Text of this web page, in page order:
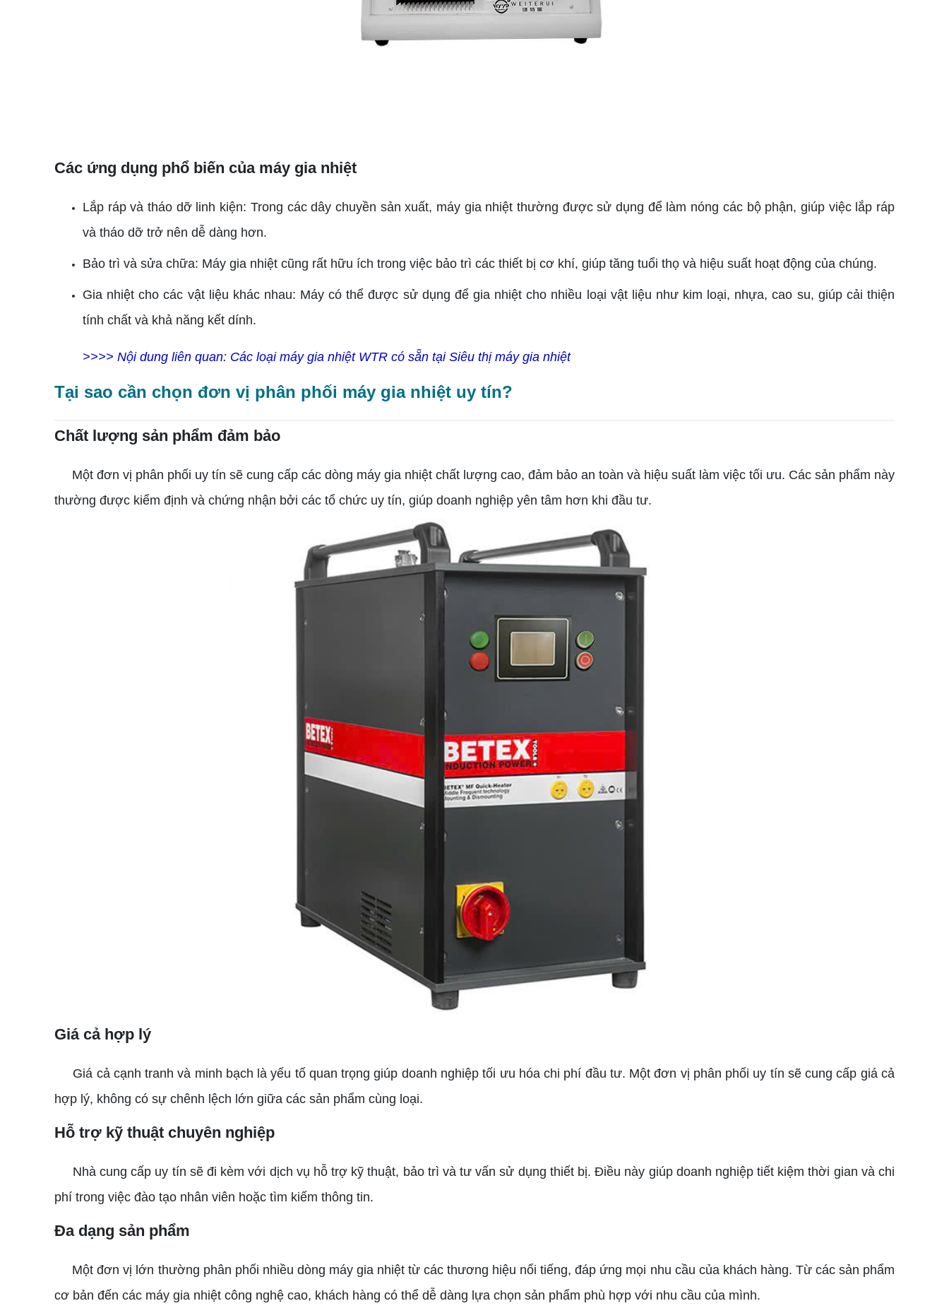
Các ứng dụng phổ biến của máy gia nhiệt
Lắp ráp và tháo dỡ linh kiện: Trong các dây chuyền sản xuất, máy gia nhiệt thường được sử dụng để làm nóng các bộ phận, giúp việc lắp ráp
và tháo dỡ trở nên dễ dàng hơn.
Bảo trì và sửa chữa: Máy gia nhiệt cũng rất hữu ích trong việc bảo trì các thiết bị cơ khí, giúp tăng tuổi thọ và hiệu suất hoạt động của chúng.
Gia nhiệt cho các vật liệu khác nhau: Máy có thể được sử dụng để gia nhiệt cho nhiều loại vật liệu như kim loại, nhựa, cao su, giúp cải thiện
tính chất và khả năng kết dính.
>>>> Nội dung liên quan: Các loại máy gia nhiệt WTR có sẵn tại Siêu thị máy gia nhiệt
Tại sao cần chọn đơn vị phân phối máy gia nhiệt uy tín?
Chất lượng sản phẩm đảm bảo
Một đơn vị phân phối uy tín sẽ cung cấp các dòng máy gia nhiệt chất lượng cao, đảm bảo an toàn và hiệu suất làm việc tối ưu. Các sản phẩm này
thường được kiểm định và chứng nhận bởi các tổ chức uy tín, giúp doanh nghiệp yên tâm hơn khi đầu tư.
Giá cả hợp lý
Giá cả cạnh tranh và minh bạch là yếu tố quan trọng giúp doanh nghiệp tối ưu hóa chi phí đầu tư. Một đơn vị phân phối uy tín sẽ cung cấp giá cả
hợp lý, không có sự chênh lệch lớn giữa các sản phẩm cùng loại.
Hỗ trợ kỹ thuật chuyên nghiệp
Nhà cung cấp uy tín sẽ đi kèm với dịch vụ hỗ trợ kỹ thuật, bảo trì và tư vấn sử dụng thiết bị. Điều này giúp doanh nghiệp tiết kiệm thời gian và chi
phí trong việc đào tạo nhân viên hoặc tìm kiếm thông tin.
Đa dạng sản phẩm
Một đơn vị lớn thường phân phối nhiều dòng máy gia nhiệt từ các thương hiệu nổi tiếng, đáp ứng mọi nhu cầu của khách hàng. Từ các sản phẩm
cơ bản đến các máy gia nhiệt công nghệ cao, khách hàng có thể dễ dàng lựa chọn sản phẩm phù hợp với nhu cầu của mình.